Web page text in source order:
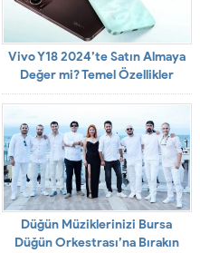
Vivo Y18 2024’te Satın Almaya
Değer mi? Temel Özellikler
İncelendi
Düğün Müziklerinizi Bursa
Düğün Orkestrası’na Bırakın